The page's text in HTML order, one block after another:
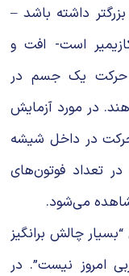
داشته باشد –
است- افت و
حرکت یک جسم در
در مورد آزمایش
حرکت در داخل شیشه
تعداد فوتون‌های
می‌شود.
چالش برانگیز
امروز نیست”. در